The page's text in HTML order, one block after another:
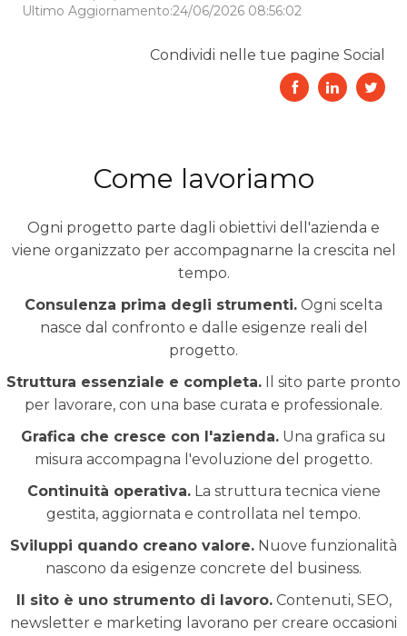
Ultimo Aggiornamento:24/06/2026 08:56:02
Condividi nelle tue pagine Social
Come lavoriamo
Ogni progetto parte dagli obiettivi dell'azienda e
viene organizzato per accompagnarne la crescita nel
tempo.
Consulenza prima degli strumenti. Ogni scelta
nasce dal confronto e dalle esigenze reali del
progetto.
Struttura essenziale e completa. Il sito parte pronto
per lavorare, con una base curata e professionale.
Grafica che cresce con l'azienda. Una grafica su
misura accompagna l'evoluzione del progetto.
Continuità operativa.La struttura tecnica viene
gestita, aggiornata e controllata nel tempo.
Sviluppi quando creano valore. Nuove funzionalità
nascono da esigenze concrete del business.
Il sito è uno strumento di lavoro.Contenuti, SEO,
newsletter e marketing lavorano per creare occasioni